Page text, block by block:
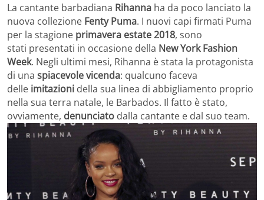
La cantante barbadiana Rihanna ha da poco lanciato la
nuova collezione Fenty Puma. I nuovi capi firmati Puma
per la stagione primavera estate 2018, sono
stati presentati in occasione della New York Fashion
Week. Negli ultimi mesi, Rihanna è stata la protagonista
di una spiacevole vicenda: qualcuno faceva
delle imitazioni della sua linea di abbigliamento proprio
nella sua terra natale, le Barbados. Il fatto è stato,
ovviamente, denunciato dalla cantante e dal suo team.